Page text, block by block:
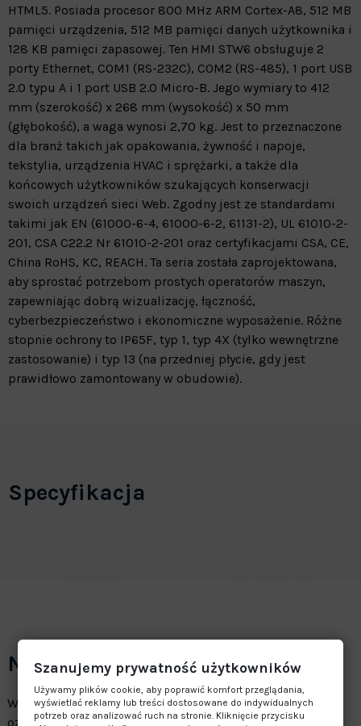
HTML5. Posiada procesor 800 MHz ARM Cortex-A8, 512 MB
pamięci urządzenia, 512 MB pamięci danych użytkownika i
128 KB pamięci zapasowej. Ten HMI STW6 obsługuje 2
porty Ethernet, COM1 (RS-232C), COM2 (RS-485), 1 port USB
2.0 typu A i 1 port USB 2.0 Micro-B. Jego wymiary to 412
mm (szerokość) x 268 mm (wysokość) x 50 mm
(głębokość), a waga wynosi 2,70 kg. Jest to przeznaczone
dla branż takich jak opakowania, żywność i napoje,
tekstylia, urządzenia HVAC i sprężarki, a także dla
końcowych użytkowników szukających konserwacji
swoich urządzeń sieci Web. Zgodny jest ze standardami
takimi jak EN (61000-6-4, 61000-6-2, 61131-2), UL 61010-2-
201, CSA C22.2 Nr 61010-2-201 oraz certyfikacjami CSA, CE,
China RoHS, KC, REACH. Ta seria została zaprojektowana,
aby sprostać potrzebom prostych operatorów maszyn,
zapewniając dobrą wizualizację, łączność,
cyberbezpieczeństwo i ekonomiczne wyposażenie. Różne
stopnie ochrony to IP65F, typ 1, typ 4X (tylko wewnętrzne
zastosowanie) i typ 13 (na przedniej płycie, gdy jest
prawidłowo zamontowany w obudowie).
Specyfikacja
Najczęściej zadawane pytania
Wszystkie nazwy handlowe, znaki towarowe, logo i inne
oznaczenia producenta są używane wyłącznie w celach
Szanujemy prywatność użytkowników
Używamy plików cookie, aby poprawić komfort przeglądania,
wyświetlać reklamy lub treści dostosowane do indywidualnych
potrzeb oraz analizować ruch na stronie. Kliknięcie przycisku